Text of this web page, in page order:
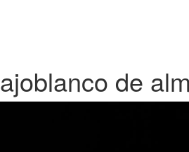
ajoblanco de